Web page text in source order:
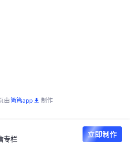
由简篇app 制作
专栏